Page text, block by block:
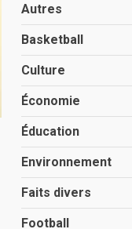
Autres
Basketball
Culture
Économie
Éducation
Environnement
Faits divers
Football